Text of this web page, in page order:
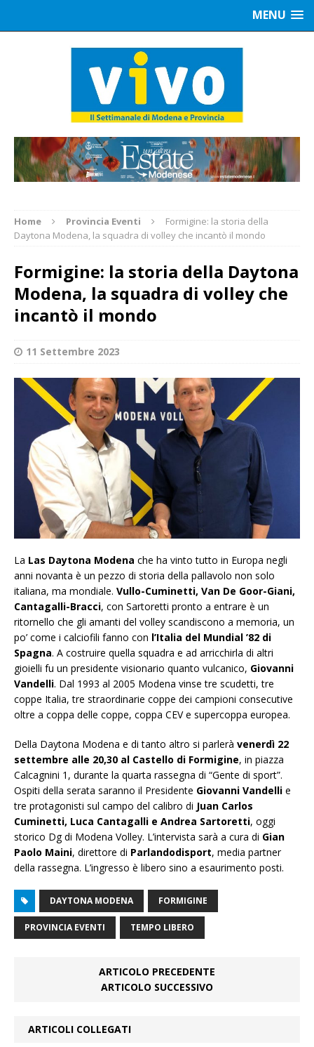
MENU
Home Provincia Eventi
Formigine: la storia della
Daytona Modena, la squadra di volley che incantò il mondo
Formigine: la storia della Daytona
Modena, la squadra di volley che
incantò il mondo
11 Settembre 2023
La Las Daytona Modena che ha vinto tutto in Europa negli
anni novanta è un pezzo di storia della pallavolo non solo
italiana, ma mondiale. Vullo-Cuminetti, Van De Goor-Giani,
Cantagalli-Bracci, con Sartoretti pronto a entrare è un
ritornello che gli amanti del volley scandiscono a memoria, un
po’ come i calciofili fanno con l’Italia del Mundial ’82 di
Spagna. A costruire quella squadra e ad arricchirla di altri
gioielli fu un presidente visionario quanto vulcanico, Giovanni
Vandelli. Dal 1993 al 2005 Modena vinse tre scudetti, tre
coppe Italia, tre straordinarie coppe dei campioni consecutive
oltre a coppa delle coppe, coppa CEV e supercoppa europea.
Della Daytona Modena e di tanto altro si parlerà venerdì 22
settembre alle 20,30 al Castello di Formigine, in piazza
Calcagnini 1, durante la quarta rassegna di “Gente di sport”.
Ospiti della serata saranno il Presidente Giovanni Vandelli e
tre protagonisti sul campo del calibro di Juan Carlos
Cuminetti, Luca Cantagalli e Andrea Sartoretti, oggi
storico Dg di Modena Volley. L’intervista sarà a cura di Gian
Paolo Maini, direttore di Parlandodisport, media partner
della rassegna. L’ingresso è libero sino a esaurimento posti.
DAYTONA MODENA FORMIGINE
PROVINCIA EVENTI TEMPO LIBERO
ARTICOLO PRECEDENTE
ARTICOLO SUCCESSIVO
ARTICOLI COLLEGATI